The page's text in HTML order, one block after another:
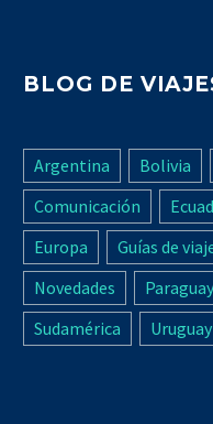
BLOG DE
Argentina Bolivia
Comunicación
Europa
Guías de
Novedades
Paraguay
Sudamérica
Uruguay